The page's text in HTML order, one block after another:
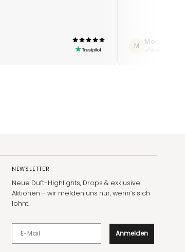
M
Verifiziert
NEWSLETTER
Neue Duft-Highlights, Drops & exklusive
Aktionen – wir melden uns nur, wenn’s sich
lohnt.
Anmelden